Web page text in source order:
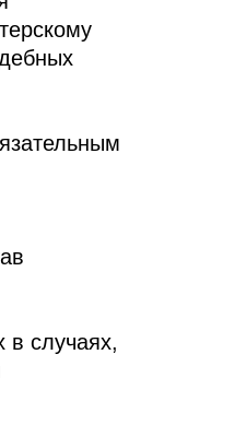
в случаях,